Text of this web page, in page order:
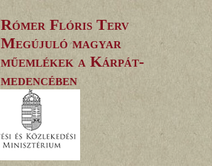
Rómer Flóris Terv
Megújuló magyar
műemlékek a Kárpát-
medencében